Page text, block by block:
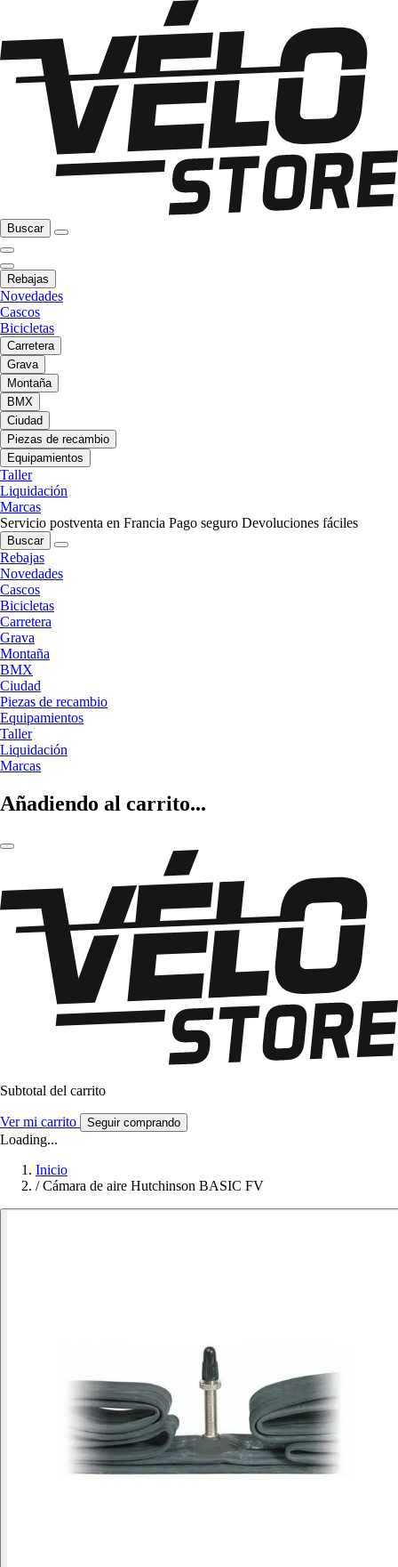
Buscar
Rebajas
Novedades
Cascos
Bicicletas
Carretera
Grava
Montaña
BMX
Ciudad
Piezas de recambio
Equipamientos
Taller
Liquidación
Marcas
Servicio postventa en Francia Pago seguro Devoluciones fáciles
Buscar
Rebajas
Novedades
Cascos
Bicicletas
Carretera
Grava
Montaña
BMX
Ciudad
Piezas de recambio
Equipamientos
Taller
Liquidación
Marcas
Añadiendo al carrito...
Subtotal del carrito
Ver mi carrito Seguir comprando
Loading...
Inicio
/ Cámara de aire Hutchinson BASIC FV